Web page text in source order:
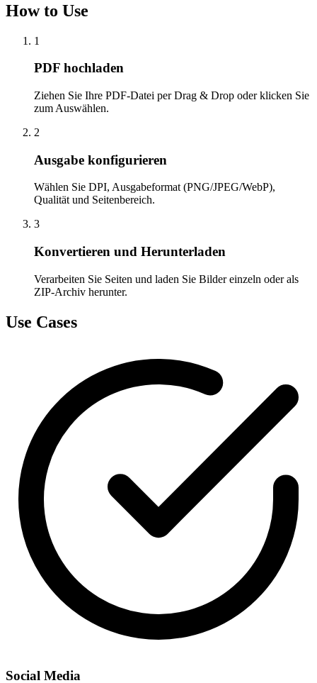
How to Use
1
PDF hochladen
Ziehen Sie Ihre PDF-Datei per Drag & Drop oder klicken Sie
zum Auswählen.
2
Ausgabe konfigurieren
Wählen Sie DPI, Ausgabeformat (PNG/JPEG/WebP),
Qualität und Seitenbereich.
3
Konvertieren und Herunterladen
Verarbeiten Sie Seiten und laden Sie Bilder einzeln oder als
ZIP-Archiv herunter.
Use Cases
Social Media